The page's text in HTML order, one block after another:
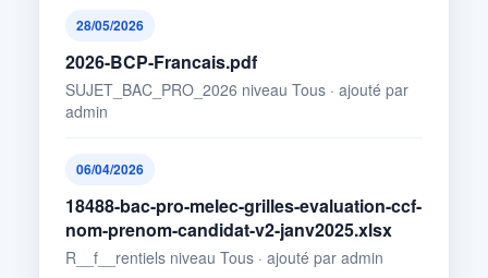
28/05/2026
2026-BCP-Francais.pdf
SUJET_BAC_PRO_2026 niveau Tous · ajouté par
admin
06/04/2026
18488-bac-pro-melec-grilles-evaluation-ccf-
nom-prenom-candidat-v2-janv2025.xlsx
R__f__rentiels niveau Tous · ajouté par admin